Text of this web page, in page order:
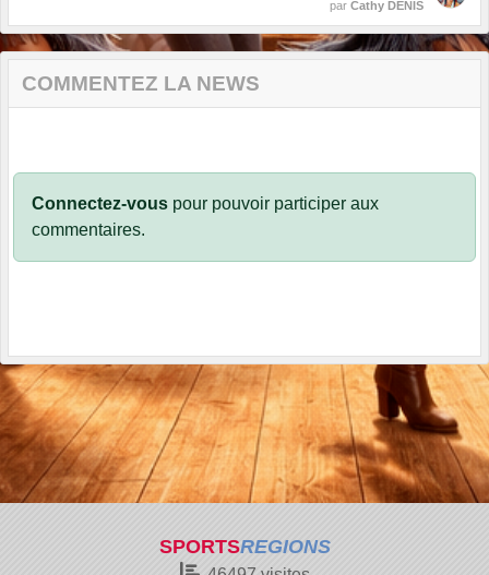
par Cathy DENIS
COMMENTEZ LA NEWS
Connectez-vous pour pouvoir participer aux
commentaires.
SPORTSREGIONS